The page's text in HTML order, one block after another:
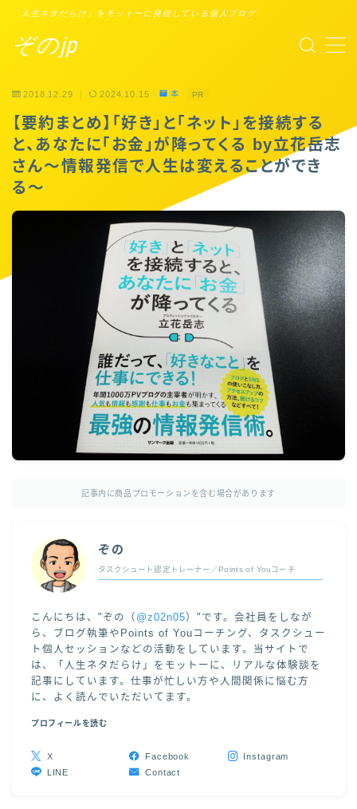
ぞのjp
「人生ネタだらけ」をモットーに発信している個人ブログ
MENU
Points of You
タスクシュート時間術
ブックレビュー
2018.12.29 2024.10.15 本 PR
【要約まとめ】「好き」と「ネット」を接続する
と、あなたに「お金」が降ってくる by立花岳志
さん〜情報発信で人生は変えることができ
る〜
記事内に商品プロモーションを含む場合があります
ぞの
タスクシュート認定トレーナー／Points of Youコーチ
こんにちは、"ぞの（ @z02n05）"です。会社員をしなが
ら、ブログ執筆やPoints of Youコーチング、タスクシュー
ト個人セッションなどの活動をしています。当サイトで
は、「人生ネタだらけ」をモットーに、リアルな体験談を
記事にしています。仕事が忙しい方や人間関係に悩む方
に、よく読んでいただいてます。
プロフィールを読む
X Facebook
Instagram
LINE
Contact